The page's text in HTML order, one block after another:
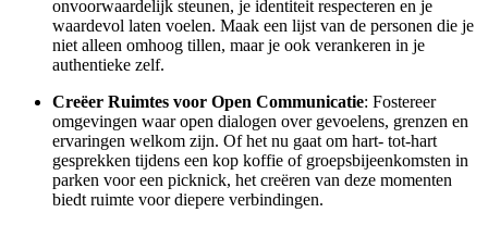
onvoorwaardelijk steunen, je identiteit respecteren en je
waardevol laten voelen. Maak een lijst van de personen die je
niet alleen omhoog tillen, maar je ook verankeren in je
authentieke zelf.
Creëer Ruimtes voor Open Communicatie: Fostereer
omgevingen waar open dialogen over gevoelens, grenzen en
ervaringen welkom zijn. Of het nu gaat om hart- tot-hart
gesprekken tijdens een kop koffie of groepsbijeenkomsten in
parken voor een picknick, het creëren van deze momenten
biedt ruimte voor diepere verbindingen.